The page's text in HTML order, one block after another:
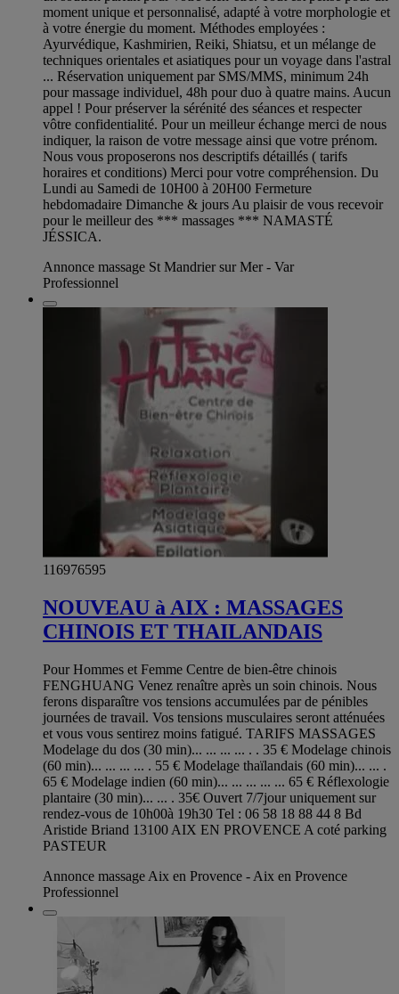
moment unique et personnalisé, adapté à votre morphologie et
à votre énergie du moment. Méthodes employées :
Ayurvédique, Kashmirien, Reiki, Shiatsu, et un mélange de
techniques orientales et asiatiques pour un voyage dans l'astral
... Réservation uniquement par SMS/MMS, minimum 24h
pour massage individuel, 48h pour duo à quatre mains. Aucun
appel ! Pour préserver la sérénité des séances et respecter
vôtre confidentialité. Pour un meilleur échange merci de nous
indiquer, la raison de votre message ainsi que votre prénom.
Nous vous proposerons nos descriptifs détaillés ( tarifs
horaires et conditions) Merci pour votre compréhension. Du
Lundi au Samedi de 10H00 à 20H00 Fermeture
hebdomadaire Dimanche & jours Au plaisir de vous recevoir
pour le meilleur des *** massages *** NAMASTÉ
JÉSSICA.
Annonce massage St Mandrier sur Mer - Var
Professionnel
116976595
NOUVEAU à AIX : MASSAGES
CHINOIS ET THAILANDAIS
Pour Hommes et Femme Centre de bien-être chinois
FENGHUANG Venez renaître après un soin chinois. Nous
ferons disparaître vos tensions accumulées par de pénibles
journées de travail. Vos tensions musculaires seront atténuées
et vous vous sentirez moins fatigué. TARIFS MASSAGES
Modelage du dos (30 min)... ... ... ... . . 35 € Modelage chinois
(60 min)... ... ... ... . 55 € Modelage thaïlandais (60 min)... ... .
65 € Modelage indien (60 min)... ... ... ... ... 65 € Réflexologie
plantaire (30 min)... ... . 35€ Ouvert 7/7jour uniquement sur
rendez-vous de 10h00à 19h30 Tel : 06 58 18 88 44 8 Bd
Aristide Briand 13100 AIX EN PROVENCE A coté parking
PASTEUR
Annonce massage Aix en Provence - Aix en Provence
Professionnel